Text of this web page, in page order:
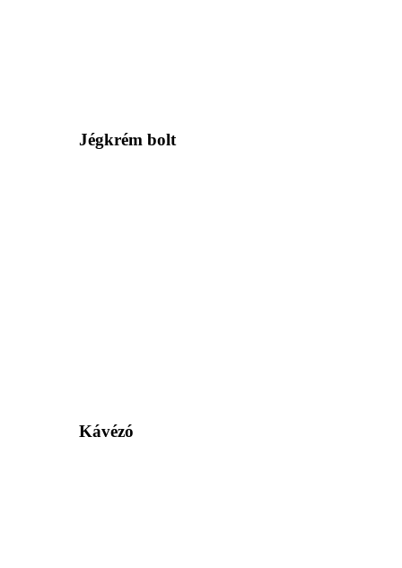
Jégkrém bolt
Kávézó